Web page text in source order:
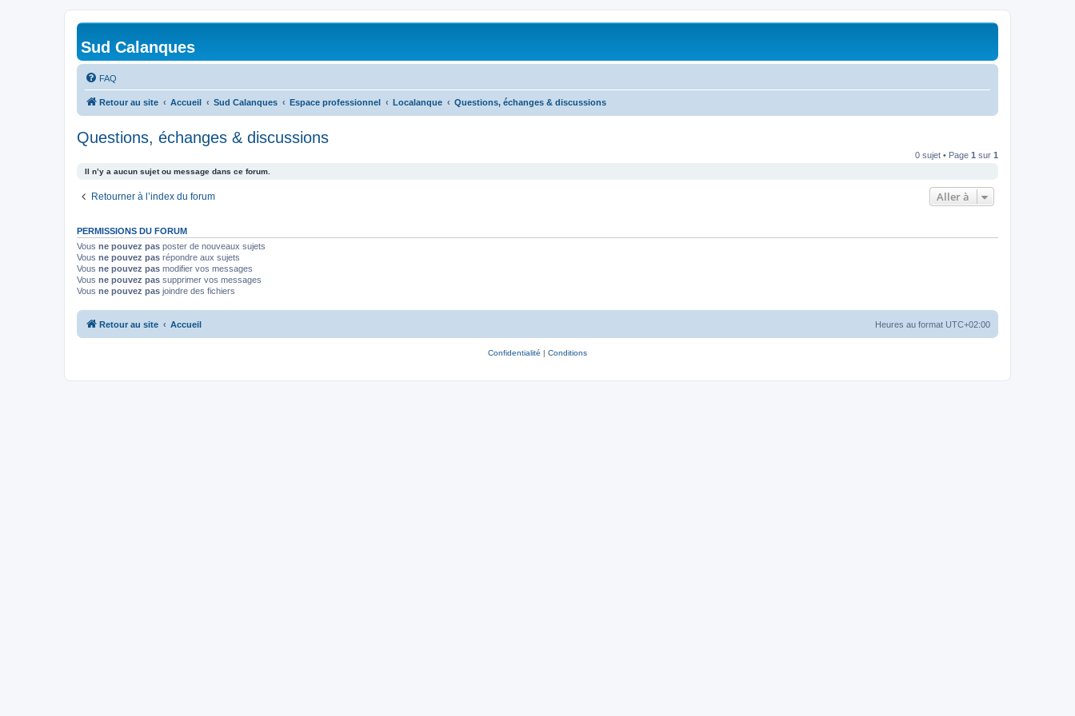
Sud Calanques
FAQ
Retour au site Accueil Sud Calanques Espace professionnel Localanque Questions, échanges & discussions
Questions, échanges & discussions
0 sujet • Page 1 sur 1
Il n’y a aucun sujet ou message dans ce forum.
Retourner à l’index du forum Aller à
PERMISSIONS DU FORUM
Vous ne pouvez pas poster de nouveaux sujets
Vous ne pouvez pas répondre aux sujets
Vous ne pouvez pas modifier vos messages
Vous ne pouvez pas supprimer vos messages
Vous ne pouvez pas joindre des fichiers
Retour au site Accueil Heures au format UTC+02:00
Confidentialité | Conditions